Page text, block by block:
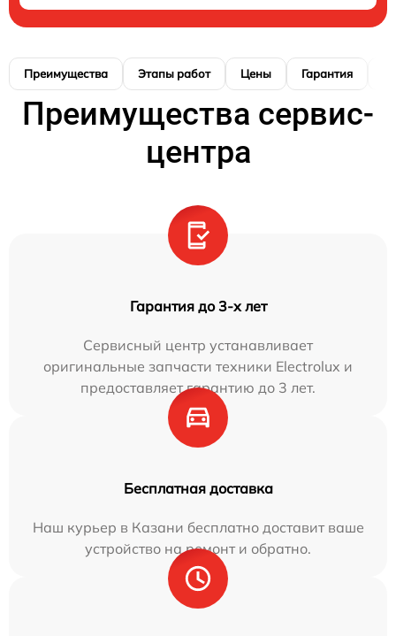
Преимущества Этапы работ Цены Гарантия
Преимущества сервис-
центра
Гарантия до 3-х лет
Сервисный центр устанавливает
оригинальные запчасти техники Electrolux и
предоставляет гарантию до 3 лет.
Бесплатная доставка
Наш курьер в Казани бесплатно доставит ваше
устройство на ремонт и обратно.